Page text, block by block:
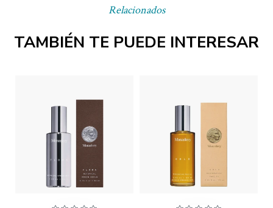
Relacionados
TAMBIÉN TE PUEDE INTERESAR